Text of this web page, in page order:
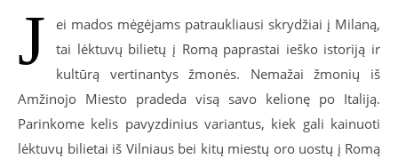
J
ei mados mėgėjams patraukliausi skrydžiai į Milaną,
tai lėktuvų bilietų į Romą paprastai ieško istoriją ir
kultūrą vertinantys žmonės. Nemažai žmonių iš
Amžinojo Miesto pradeda visą savo kelionę po Italiją.
Parinkome kelis pavyzdinius variantus, kiek gali kainuoti
lėktuvų bilietai iš Vilniaus bei kitų miestų oro uostų į Romą